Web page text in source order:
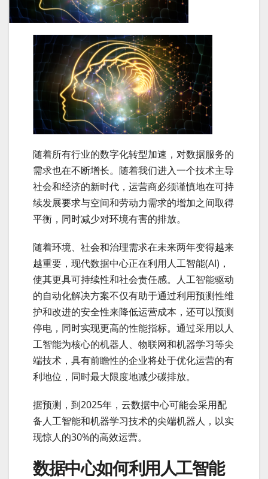
随着所有行业的数字化转型加速，对数据服务的
需求也在不断增长。随着我们进入一个技术主导
社会和经济的新时代，运营商必须谨慎地在可持
续发展要求与空间和劳动力需求的增加之间取得
平衡，同时减少对环境有害的排放。
随着环境、社会和治理需求在未来两年变得越来
越重要，现代数据中心正在利用人工智能(AI)，
使其更具可持续性和社会责任感。人工智能驱动
的自动化解决方案不仅有助于通过利用预测性维
护和改进的安全性来降低运营成本，还可以预测
停电，同时实现更高的性能指标。通过采用以人
工智能为核心的机器人、物联网和机器学习等尖
端技术，具有前瞻性的企业将处于优化运营的有
利地位，同时最大限度地减少碳排放。
据预测，到2025年，云数据中心可能会采用配
备人工智能和机器学习技术的尖端机器人，以实
现惊人的30%的高效运营。
数据中心如何利用人工智能